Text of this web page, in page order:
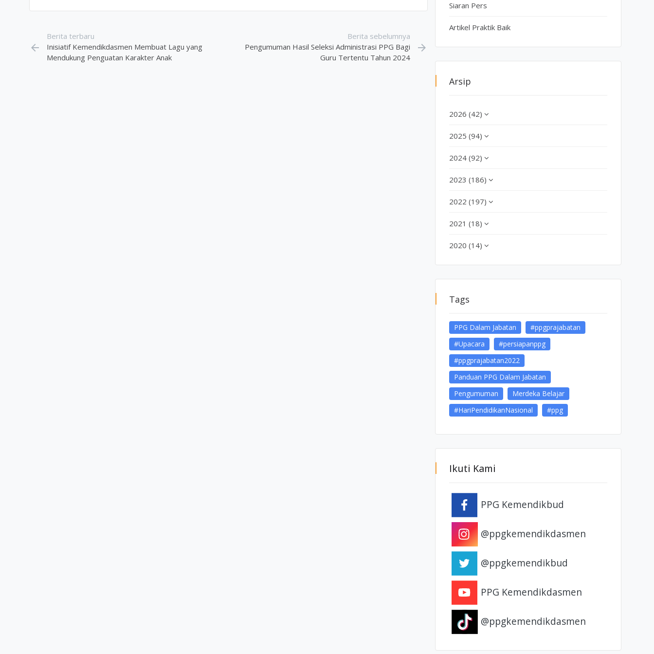
arrow_back
Berita terbaru
Inisiatif Kemendikdasmen Membuat Lagu yang
Mendukung Penguatan Karakter Anak
arrow_forward
Berita sebelumnya
Pengumuman Hasil Seleksi Administrasi PPG Bagi
Guru Tertentu Tahun 2024
Siaran Pers
Artikel Praktik Baik
Arsip
2026 (42)
2025 (94)
2024 (92)
2023 (186)
2022 (197)
2021 (18)
2020 (14)
Tags
PPG Dalam Jabatan
#ppgprajabatan
#Upacara
#persiapanppg
#ppgprajabatan2022
Panduan PPG Dalam Jabatan
Pengumuman
Merdeka Belajar
#HariPendidikanNasional
#ppg
Ikuti Kami
PPG Kemendikbud
@ppgkemendikdasmen
@ppgkemendikbud
PPG Kemendikdasmen
@ppgkemendikdasmen